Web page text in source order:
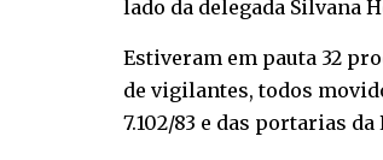
lado da delegada Silvana
Estiveram em pauta 32
de vigilantes, todos
7.102/83 e das portarias